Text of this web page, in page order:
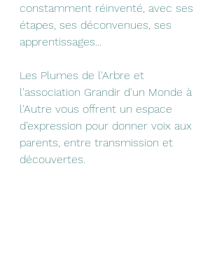
constamment réinventé, avec ses
étapes, ses déconvenues, ses
apprentissages...
Les Plumes de l'Arbre et
l'association Grandir d'un Monde à
l'Autre vous offrent un espace
d’expression pour donner voix aux
parents, entre transmission et
découvertes.